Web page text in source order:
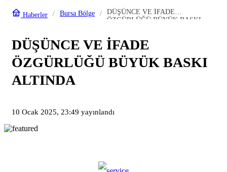
Haberler Bursa Bölge
DÜŞÜNCE VE İFADE
ÖZGÜRLÜĞÜ BÜYÜK BASKI
DÜŞÜNCE VE İFADE
ÖZGÜRLÜĞÜ BÜYÜK BASKI
ALTINDA
10 Ocak 2025, 23:49 yayınlandı